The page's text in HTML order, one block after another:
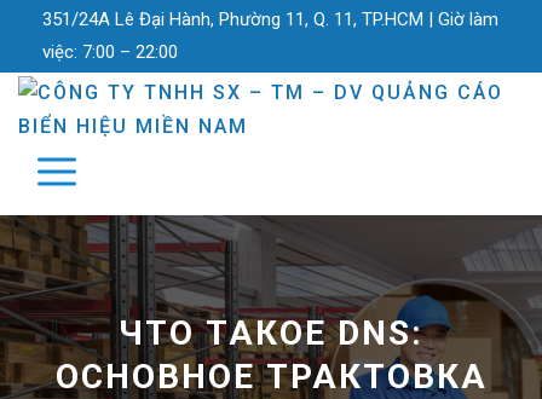
351/24A Lê Đại Hành, Phường 11, Q. 11, TP.HCM | Giờ làm
việc: 7:00 – 22:00
ЧТО ТАКОЕ DNS:
ОСНОВНОЕ ТРАКТОВКА